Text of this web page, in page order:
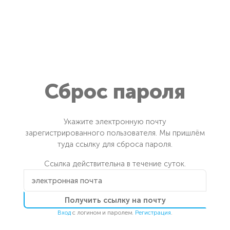
Сброс пароля
Укажите электронную почту
зарегистрированного пользователя. Мы пришлём
туда ссылку для сброса пароля.
Ссылка действительна в течение суток.
Получить ссылку на почту
Вход с логином и паролем. Регистрация.